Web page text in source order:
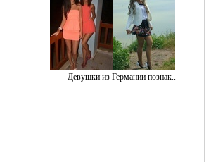
Девушки из Германии познак..